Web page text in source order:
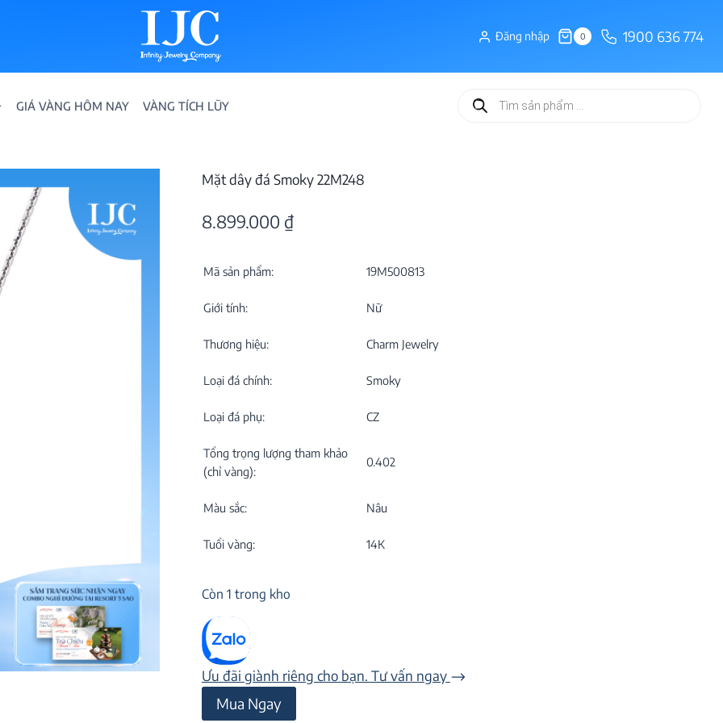
Đăng nhập 0 1900 636 774
GIÁ VÀNG HÔM NAY VÀNG TÍCH LŨY
Tìm
kiếm
Mặt dây đá Smoky 22M248
8.899.000 ₫
Mã sản phẩm: 19M500813
Giới tính: Nữ
Thương hiệu: Charm Jewelry
Loại đá chính: Smoky
Loại đá phụ: CZ
Tổng trọng lượng tham khảo
(chỉ vàng):
0.402
Màu sắc: Nâu
Tuổi vàng: 14K
Còn 1 trong kho
Ưu đãi giành riêng cho bạn. Tư vấn ngay
Mặt
dây
Mua Ngay